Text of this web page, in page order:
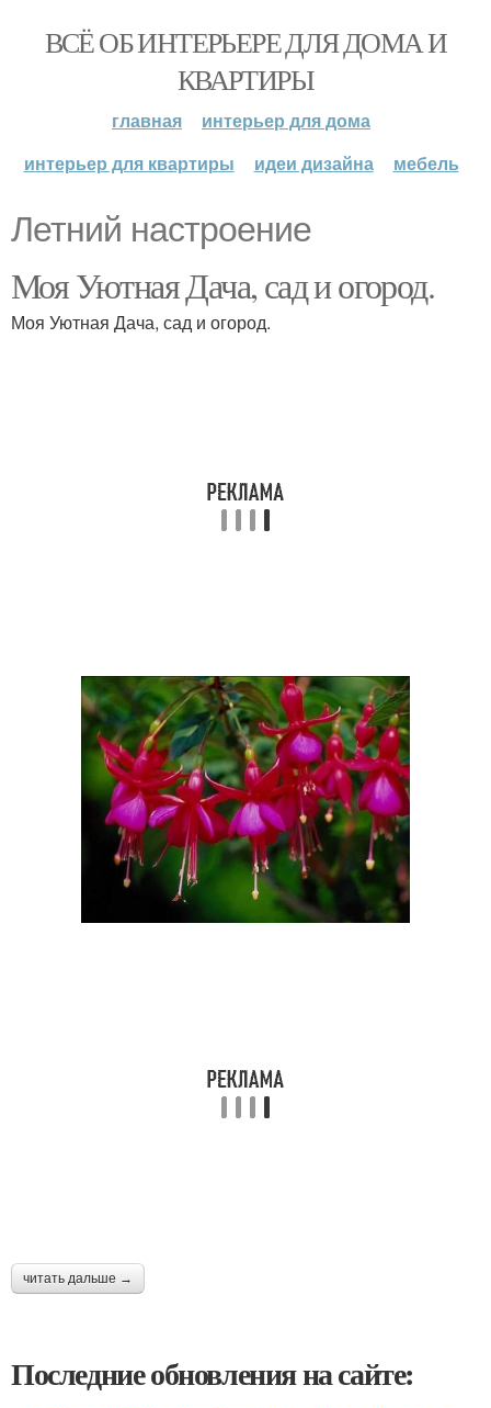
ВСЁ ОБ ИНТЕРЬЕРЕ ДЛЯ ДОМА И
КВАРТИРЫ
главная
интерьер для дома
интерьер для квартиры
идеи дизайна мебель
Летний настроение
Моя Уютная Дача, сад и огород.
Моя Уютная Дача, сад и огород.
читать дальше →
Последние обновления на сайте: